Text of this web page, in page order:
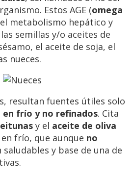
Estos AGE (omega
metabolismo hepático y
semillas y/o aceites de
el aceite de soja, el
nueces.
resultan fuentes útiles solo
en frío y no refinados. Cita
y el aceite de oliva
frío, que aunque no
saludables y base de una de